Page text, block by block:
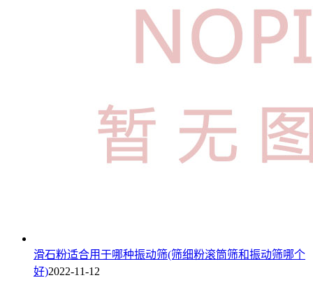
滑石粉适合用于哪种振动筛(筛细粉滚筒筛和振动筛哪个
好)2022-11-12